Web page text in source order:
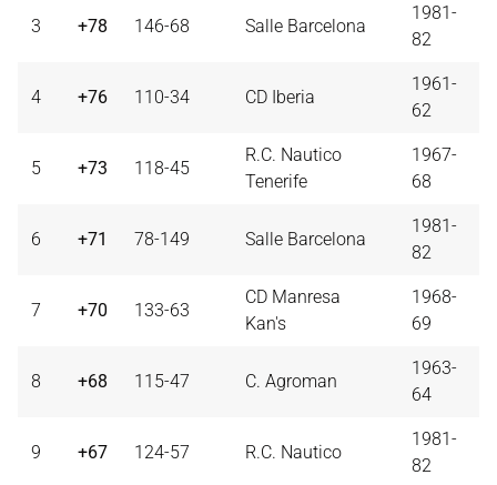
3 +78 146-68 Salle Barcelona
1981-
82
4 +76 110-34 CD Iberia
1961-
62
5 +73 118-45
R.C. Nautico
Tenerife
1967-
68
6 +71 78-149 Salle Barcelona
1981-
82
7 +70 133-63
CD Manresa
Kan's
1968-
69
8 +68 115-47 C. Agroman
1963-
64
9 +67 124-57 R.C. Nautico
1981-
82